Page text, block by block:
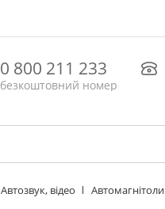
0 800 211 233
безкоштовний номер
Автозвук, відео Автомагнітоли